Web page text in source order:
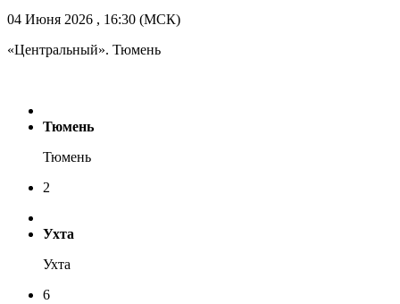
04 Июня 2026 , 16:30 (МСК)
«Центральный». Тюмень
Тюмень
Тюмень
2
Ухта
Ухта
6